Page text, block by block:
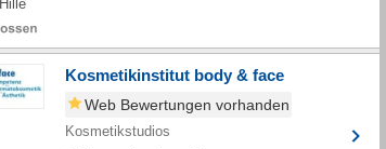
Kosmetikinstitut body & face
Web Bewertungen vorhanden
Kosmetikstudios